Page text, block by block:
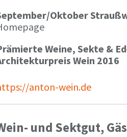
Oktober
Weine, Sekte &
Wein 2016
anton-wein.de
und Sektgut,